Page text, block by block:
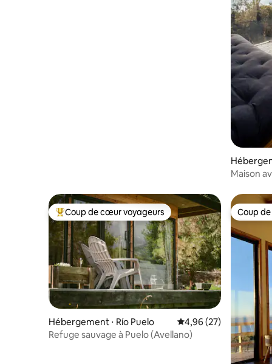
Maison
Coups de cœur voyageurs les plus appréciés
Coup de cœur voyageurs
Hébergement ⋅ Río Puelo Évaluation moyenne
4,96 (27)
Refuge sauvage à Puelo (Avellano)
Coup
Coup